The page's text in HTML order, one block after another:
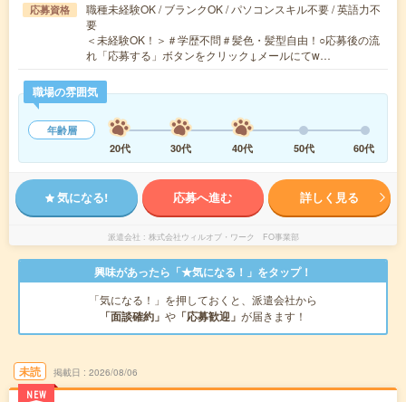
応募資格
職種未経験OK / ブランクOK / パソコンスキル不要 / 英語力不
要
＜未経験OK！＞＃学歴不問＃髪色・髪型自由！○応募後の流
れ「応募する」ボタンをクリック↓メールにてw…
職場の雰囲気
年齢層
20代
30代 40代 50代 60代
気になる! 応募へ進む 詳しく見る
派遣会社 株式会社ウィルオブ・ワーク FO事業部
興味があったら「★気になる！」をタップ！
「気になる！」を押しておくと、派遣会社から
「面談確約」 や 「応募歓迎」 が届きます！
未読
NEW
掲載日 2026/08/06